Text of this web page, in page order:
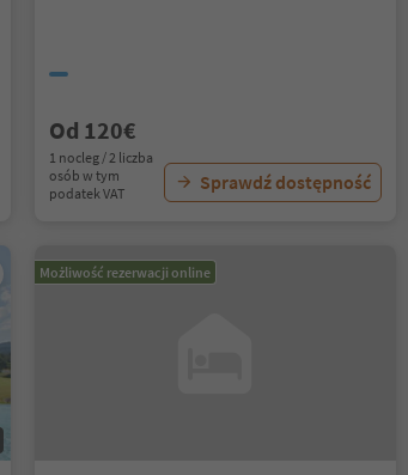
Od 120€
1 nocleg / 2 liczba
osób w tym
podatek VAT
Sprawdź dostępność
Możliwość rezerwacji online